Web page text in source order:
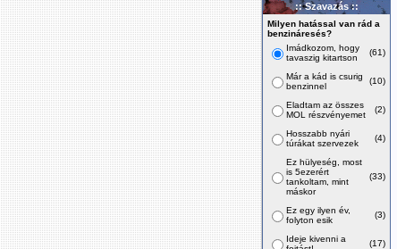
:: Szavazás ::
Milyen hatással van rád a
benzináresés?
Imádkozom, hogy
tavaszig kitartson
(61)
Már a kád is csurig
benzinnel
(10)
Eladtam az összes
MOL részvényemet
(2)
Hosszabb nyári
túrákat szervezek
(4)
Ez hülyeség, most
is 5ezerért
tankoltam, mint
máskor
(33)
Ez egy ilyen év,
folyton esik
(3)
Ideje kivenni a
(17)